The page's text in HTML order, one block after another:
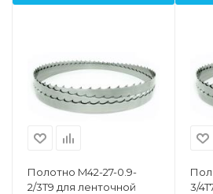
Полотно M42-27-0.9-
2/3T9 для ленточной
3/